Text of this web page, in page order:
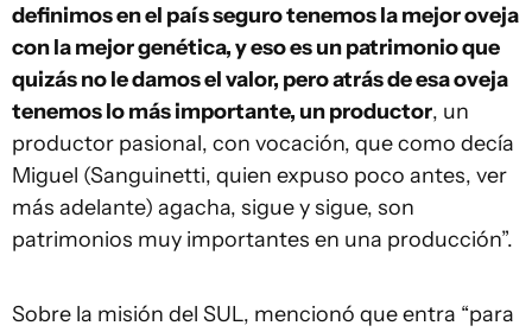
definimos en el país seguro tenemos la mejor oveja
con la mejor genética, y eso es un patrimonio que
quizás no le damos el valor, pero atrás de esa oveja
tenemos lo más importante, un productor, un
productor pasional, con vocación, que como decía
Miguel (Sanguinetti, quien expuso poco antes, ver
más adelante) agacha, sigue y sigue, son
patrimonios muy importantes en una producción”.
Sobre la misión del SUL, mencionó que entra “para